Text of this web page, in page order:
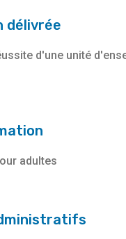
délivrée
d'une unité
adultes